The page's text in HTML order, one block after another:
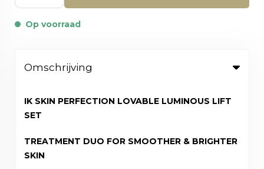
Op voorraad
Omschrijving
IK SKIN PERFECTION LOVABLE LUMINOUS LIFT
SET
TREATMENT DUO FOR SMOOTHER & BRIGHTER
SKIN